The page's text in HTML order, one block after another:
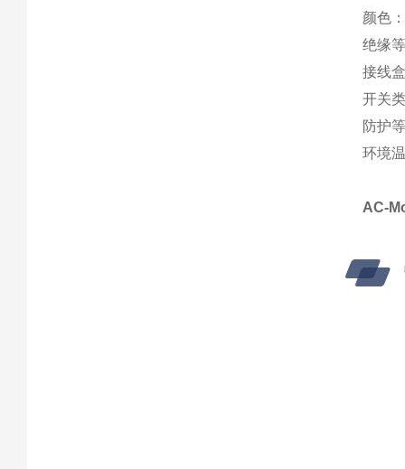
颜色
绝缘
接线
开关
防护
环境
AC-